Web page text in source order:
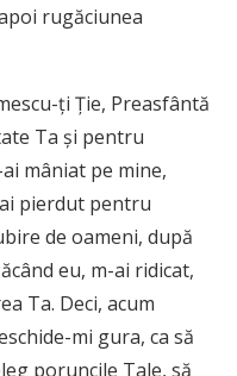
rugăciunea
ți Ție, Preasfântă
Ta și pentru
mâniat pe mine,
pierdut pentru
de oameni, după
eu, m-ai ridicat,
Ta. Deci, acum
mi gura, ca să
poruncile Tale, să